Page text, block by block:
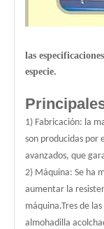
las
especie.
1) Fabricación: la
son producidas por
avanzados, que
2) Máquina: Se ha
aumentar la
máquina.Tres de
almohadilla